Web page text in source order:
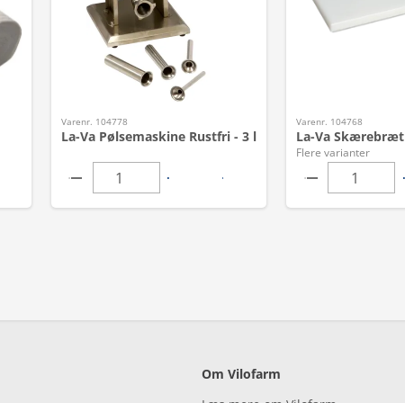
Varenr. 104778
La-Va Pølsemaskine Rustfri - 3 l
Varenr. 104768
La-Va Skærebræt
Flere varianter
Om Vilofarm